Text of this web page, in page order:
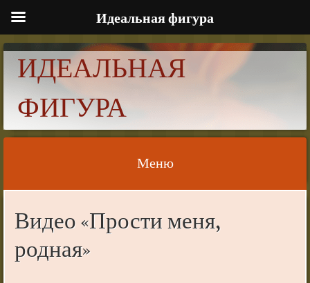
ИДЕАЛЬНАЯ
ФИГУРА
Меню
Видео «Прости меня,
родная»
Идеальная фигура